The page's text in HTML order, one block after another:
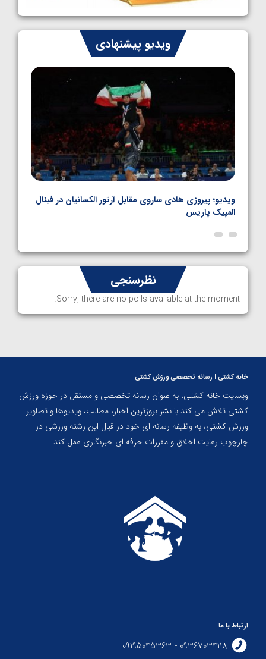
1405/05/07
ایران چشم به راه چهار مدال در پنج وزن دوم
کشتی فرنگی نوجوانان جهان
1405/05/06
ویدیو پیشنهادی
ویدیو؛ پیروزی هادی ساروی مقابل آرتور الکسانیان در فینال
المپیک پاریس
نظرسنجی
Sorry, there are no polls available at the moment.
خانه کشتی | رسانه تخصصی ورزش کشتی
وبسایت خانه کشتی، به عنوان رسانه تخصصی و مستقل در حوزه ورزش
کشتی تلاش می کند با نشر بروزترین اخبار، مطالب، ویدیوها و تصاویر
ورزش کشتی، به وظیفه رسانه ای خود در قبال این رشته ورزشی در
چارچوب رعایت اخلاق و مقررات حرفه ای خبرنگاری عمل کند.
ارتباط با ما
09367034118 - 09195045363